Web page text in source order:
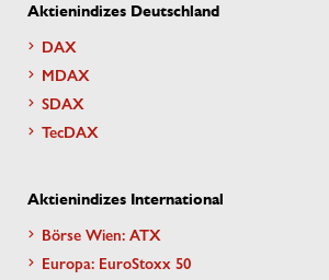
Aktienindizes Deutschland
DAX
MDAX
SDAX
TecDAX
Aktienindizes International
Börse Wien: ATX
Europa: EuroStoxx 50